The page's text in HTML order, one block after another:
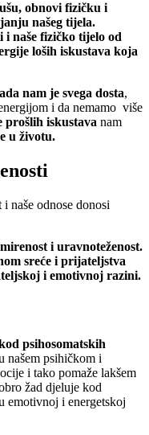
obnovi fizičku i
našeg tijela.
i naše fizičko tijelo od
loših iskustava koja
nam je svega dosta,
i da nemamo više
prošlih iskustava nam
u životu.
naše odnose donosi
i uravnoteženost.
sreće i prijateljstva
i emotivnoj razini.
psihosomatskih
našem psihičkom i
i tako pomaže lakšem
žad djeluje kod
emotivnoj i energetskoj